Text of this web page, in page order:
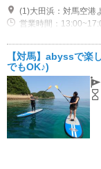
(1)大田浜：対馬空港
営業時間：
【対馬】abyssで
でもOK♪)